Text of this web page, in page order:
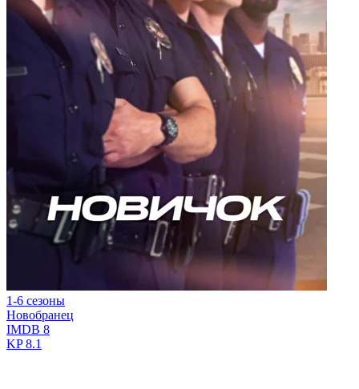
1-6 сезоны
Новобранец
IMDB 8
KP8.1